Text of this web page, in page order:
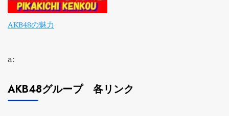
AKB48の魅力
a:
AKB48グループ 各リンク